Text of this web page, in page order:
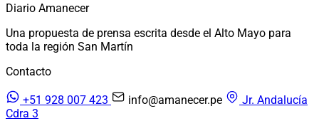
Diario Amanecer
Una propuesta de prensa escrita desde el Alto Mayo para
toda la región San Martín
Contacto
+51 928 007 423 info@amanecer.pe
Jr. Andalucía
Cdra 3